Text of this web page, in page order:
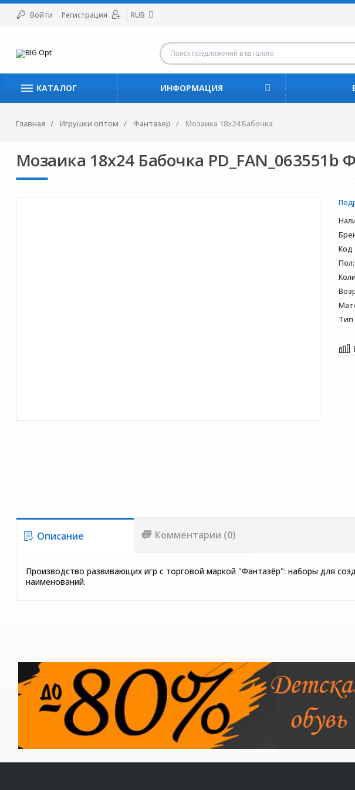
Войти Регистрация RUB
КАТАЛОГ ИНФОРМАЦИЯ
Главная Игрушки оптом Фантазер Мозаика 18х24 Бабочка
Мозаика 18х24 Бабочка PD_FAN_063551b
Код
Пол:
Тип
Описание Комментарии (0)
Производство развивающих игр с торговой маркой "Фантазёр": наборы для
наименований.